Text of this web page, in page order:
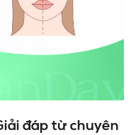
đáp từ chuyên